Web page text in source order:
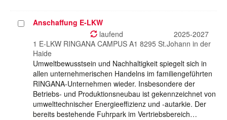
ProjektAnschaffung E-LKW
laufend
2025-2027
1 E-LKW RINGANA CAMPUS A1 8295 St.Johann in der
Haide
Umweltbewusstsein und Nachhaltigkeit spiegelt sich in
allen unternehmerischen Handelns im familiengeführten
RINGANA-Unternehmen wieder. Insbesondere der
Betriebs- und Produktionsneubau ist gekennzeichnet von
umwelttechnischer Energieeffizienz und -autarkie. Der
bereits bestehende Fuhrpark im Vertriebsbereich…